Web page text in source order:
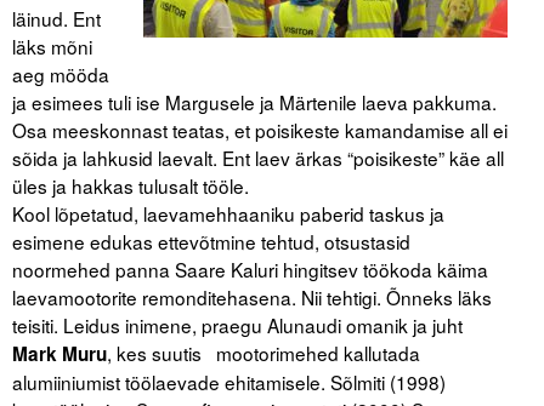
läinud. Ent
läks mõni
aeg mööda
ja esimees tuli ise Margusele ja Märtenile laeva pakkuma.
Osa meeskonnast teatas, et poisikeste kamandamise all ei
sõida ja lahkusid laevalt. Ent laev ärkas “poisikeste” käe all
üles ja hakkas tulusalt tööle.
Kool lõpetatud, laevamehhaaniku paberid taskus ja
esimene edukas ettevõtmine tehtud, otsustasid
noormehed panna Saare Kaluri hingitsev töökoda käima
laevamootorite remonditehasena. Nii tehtigi. Õnneks läks
teisiti. Leidus inimene, praegu Alunaudi omanik ja juht
Mark Muru, kes suutis mootorimehed kallutada
alumiiniumist töölaevade ehitamisele. Sõlmiti (1998)